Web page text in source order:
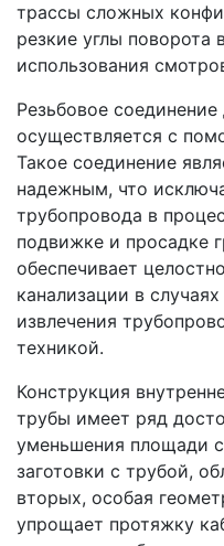
трассы сложных
резкие углы поворота
использования
Резьбовое
осуществляется с
Такое соединение
надежным, что
трубопровода в
подвижке и просадке
обеспечивает
канализации в
извлечения
техникой.
Конструкция
трубы имеет ряд
уменьшения площади
заготовки с трубой,
вторых, особая
упрощает протяжку